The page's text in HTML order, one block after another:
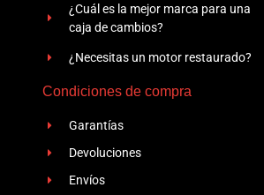
¿Cuál es la mejor marca para una
caja de cambios?
¿Necesitas un motor restaurado?
Condiciones de compra
Garantías
Devoluciones
Envíos